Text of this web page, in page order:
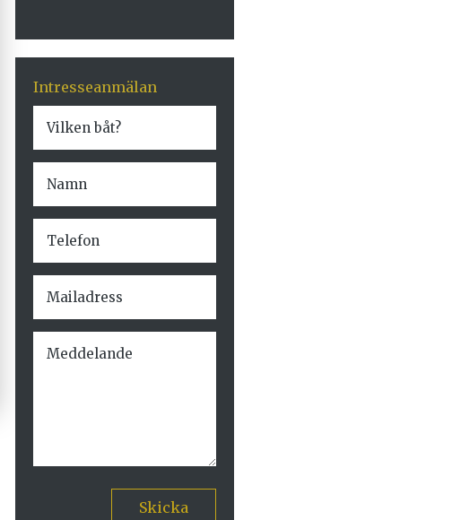
Intresseanmälan
Skicka